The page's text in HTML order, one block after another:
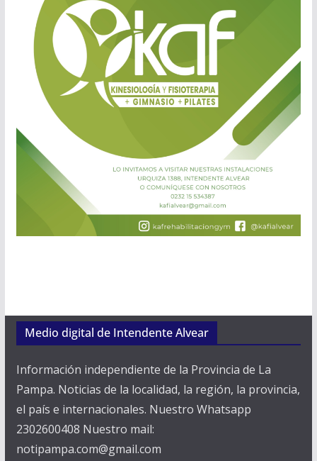
Medio digital de Intendente Alvear
Información independiente de la Provincia de La
Pampa. Noticias de la localidad, la región, la provincia,
el país e internacionales. Nuestro Whatsapp
2302600408 Nuestro mail:
notipampa.com@gmail.com